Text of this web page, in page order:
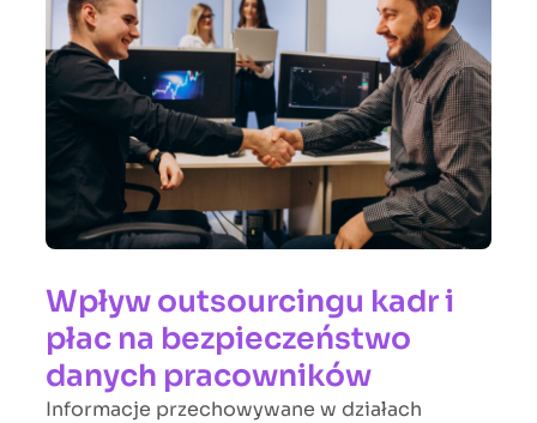
Wpływ outsourcingu kadr i
płac na bezpieczeństwo
danych pracowników
Informacje przechowywane w działach